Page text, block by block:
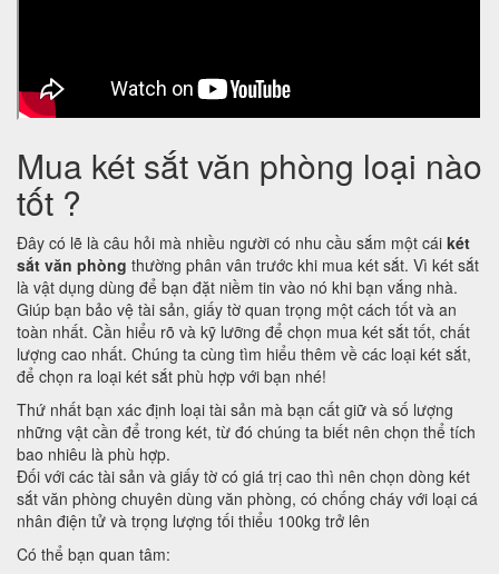
Mua két sắt văn phòng loại nào
tốt ?
Đây có lẽ là câu hỏi mà nhiều người có nhu cầu sắm một cái két
sắt văn phòng thường phân vân trước khi mua két sắt. Vì két sắt
là vật dụng dùng để bạn đặt niềm tin vào nó khi bạn vắng nhà.
Giúp bạn bảo vệ tài sản, giấy tờ quan trọng một cách tốt và an
toàn nhất. Cần hiểu rõ và kỹ lưỡng để chọn mua két sắt tốt, chất
lượng cao nhất. Chúng ta cùng tìm hiểu thêm về các loại két sắt,
để chọn ra loại két sắt phù hợp với bạn nhé!
Thứ nhất bạn xác định loại tài sản mà bạn cất giữ và số lượng
những vật cần để trong két, từ đó chúng ta biết nên chọn thể tích
bao nhiêu là phù hợp.
Đối với các tài sản và giấy tờ có giá trị cao thì nên chọn dòng két
sắt văn phòng chuyên dùng văn phòng, có chống cháy với loại cá
nhân điện tử và trọng lượng tối thiểu 100kg trở lên
Có thể bạn quan tâm: